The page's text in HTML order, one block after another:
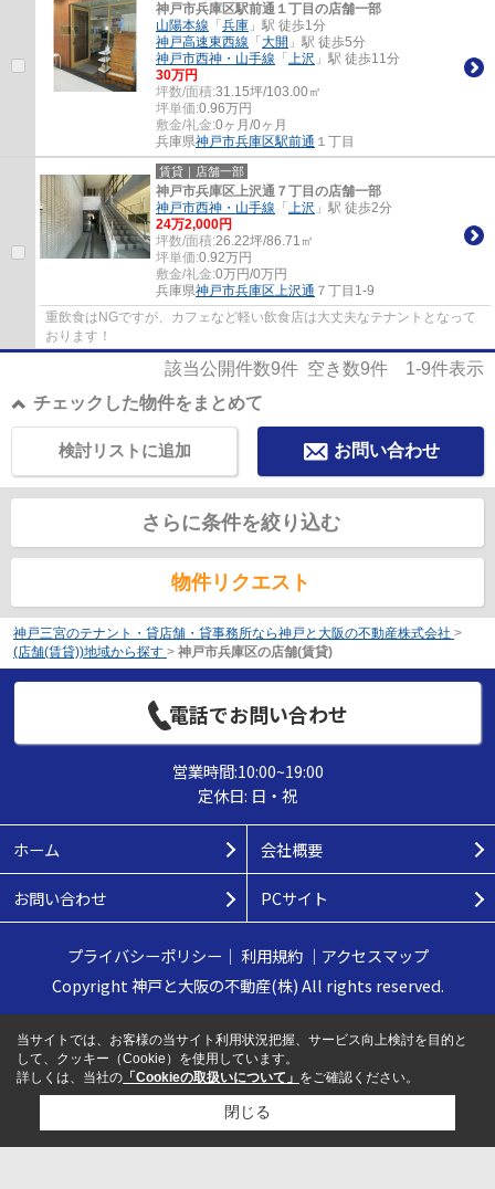
神戸市兵庫区駅前通１丁目の店舗一部
山陽本線 「 兵庫 」駅 徒歩1分
神戸高速東西線 「 大開 」駅 徒歩5分
神戸市西神・山手線 「 上沢 」駅 徒歩11分
30万円
坪数/面積:31.15坪/103.00㎡
坪単価:0.96万円
敷金/礼金:0ヶ月/0ヶ月
兵庫県神戸市兵庫区駅前通 １丁目
賃貸｜店舗一部
神戸市兵庫区上沢通７丁目の店舗一部
神戸市西神・山手線 「 上沢 」駅 徒歩2分
24万2,000円
坪数/面積:26.22坪/86.71㎡
坪単価:0.92万円
敷金/礼金:0万円/0万円
兵庫県神戸市兵庫区上沢通 ７丁目1-9
重飲食はNGですが、カフェなど軽い飲食店は大丈夫なテナントとなって
おります！
該当公開件数9件 空き数9件 1-9件表示
チェックした物件をまとめて
お問い合わせ
検討リストに追加
さらに条件を絞り込む
物件リクエスト
神戸三宮のテナント・貸店舗・貸事務所なら神戸と大阪の不動産株式会社 >
(店舗(賃貸))地域から探す > 神戸市兵庫区の店舗(賃貸)
電話でお問い合わせ
営業時間:10:00~19:00
定休日: 日・祝
ホーム 会社概要
お問い合わせ PCサイト
プライバシーポリシー ｜ 利用規約｜ アクセスマップ
Copyright 神戸と大阪の不動産(株) All rights reserved.
当サイトでは、お客様の当サイト利用状況把握、サービス向上検討を目的と
して、クッキー（Cookie）を使用しています。
詳しくは、当社の 「Cookieの取扱いについて」 をご確認ください。
閉じる